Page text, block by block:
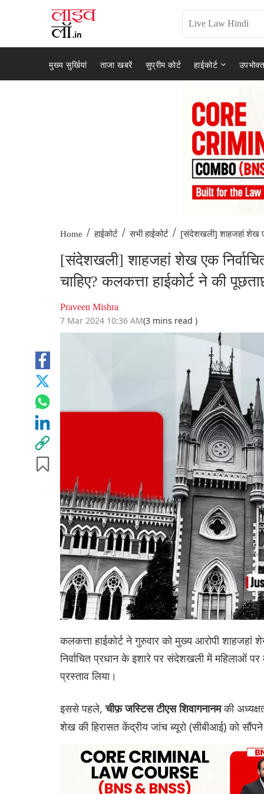
मुख्य सुर्खियां ताजा खबरें सुप्रीम कोर्ट हाईकोर्ट
Home / हाईकोर्ट / सभी हाईकोर्ट / [संदेशखली] शाहजहां शेख
[संदेशखली] शाहजहां शेख एक
चाहिए? कलकत्ता हाईकोर्ट ने की
Praveen Mishra
7 Mar 2024 10:36 AM(3 mins read )
कलकत्ता हाईकोर्ट ने गुरुवार को मुख्य आरोपी शाहजहां
निर्वाचित प्रधान के इशारे पर संदेशखली में महिलाओं
प्रस्ताव लिया।
इससे पहले,चीफ़ जस्टिस टीएस शिवागनानमकी
शेख की हिरासत केंद्रीय जांच ब्यूरो (सीबीआई) को सौंपने